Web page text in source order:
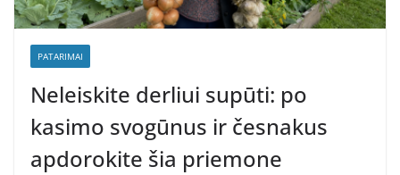
PATARIMAI
Neleiskite derliui supūti: po
kasimo svogūnus ir česnakus
apdorokite šia priemone